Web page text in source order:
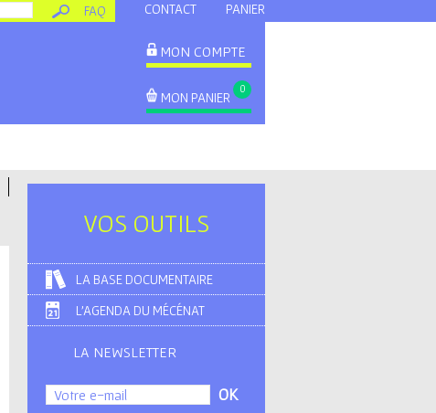
CONTACT PANIER
FAQ
MON COMPTE
MON PANIER
0
VOS OUTILS
LA BASE DOCUMENTAIRE
L'AGENDA DU MÉCÉNAT
LA NEWSLETTER